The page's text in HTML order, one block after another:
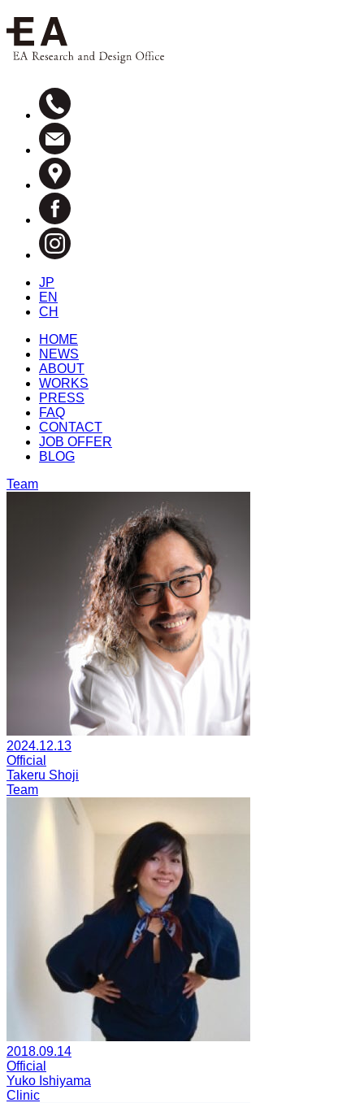
JP
EN
CH
HOME
NEWS
ABOUT
WORKS
PRESS
FAQ
CONTACT
JOB OFFER
BLOG
Team
2024.12.13
Official
Takeru Shoji
Team
2018.09.14
Official
Yuko Ishiyama
Clinic